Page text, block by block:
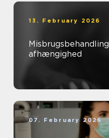
13. February 2026
Misbrugsbehandling vejen til et liv uden
afhængighed
07. February 2026